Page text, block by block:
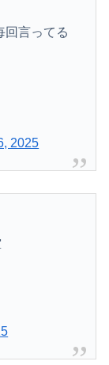
回言ってる
2025